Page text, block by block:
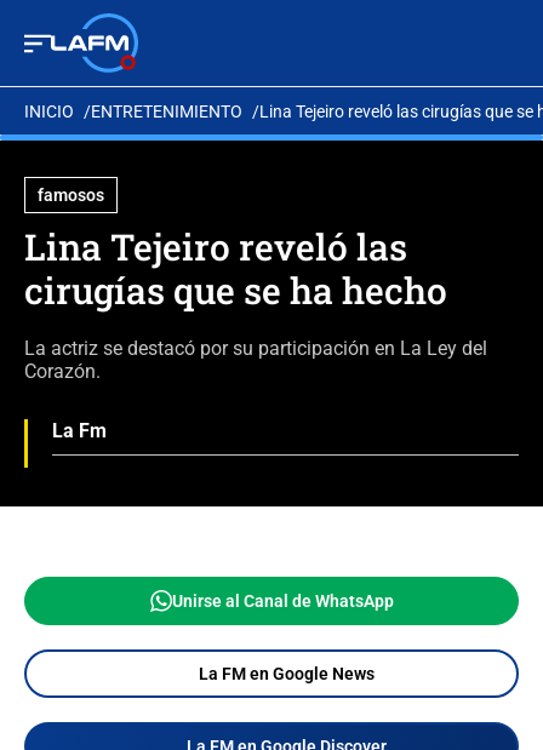
INICIO ENTRETENIMIENTO Lina Tejeiro reveló las cirugías que se
famosos
Lina Tejeiro reveló las
cirugías que se ha hecho
La actriz se destacó por su participación en La Ley del
Corazón.
La Fm
Unirse al Canal de WhatsApp
La FM en Google News